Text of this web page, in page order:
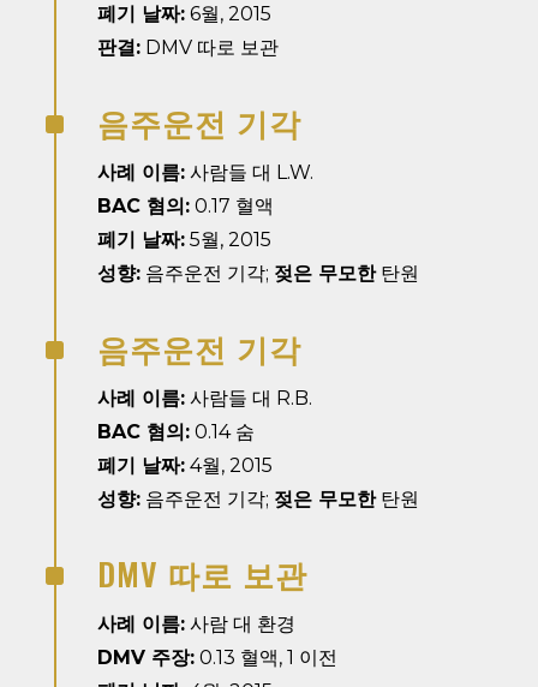
폐기 날짜:6월, 2015
판결:DMV 따로 보관
^ 음주운전 기각
사례 이름:사람들 대 L.W.
BAC 혐의:0.17 혈액
폐기 날짜:5월, 2015
성향:음주운전 기각; 젖은 무모한탄원
^ 음주운전 기각
사례 이름:사람들 대 R.B.
BAC 혐의:0.14 숨
폐기 날짜:4월, 2015
성향:음주운전 기각; 젖은 무모한탄원
^ DMV 따로 보관
사례 이름:사람 대 환경
DMV 주장:0.13 혈액, 1 이전